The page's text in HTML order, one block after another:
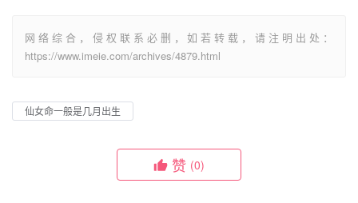
网络综合，侵权联系必删，如若转载，请注明出处：
https://www.imeie.com/archives/4879.html
仙女命一般是几月出生
赞 (0)